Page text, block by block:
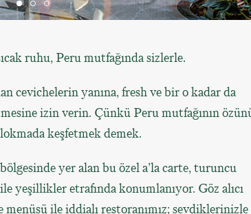
ruhu, Peru mutfağında sizlerle.
cevichelerin yanına, fresh ve bir o kadar da
izin verin. Çünkü Peru mutfağının
keşfetmek demek.
yer alan bu özel a’la carte, turuncu
yeşillikler etrafında konumlanıyor. Göz alıcı
ile iddialı restoranımız; sevdiklerinizle